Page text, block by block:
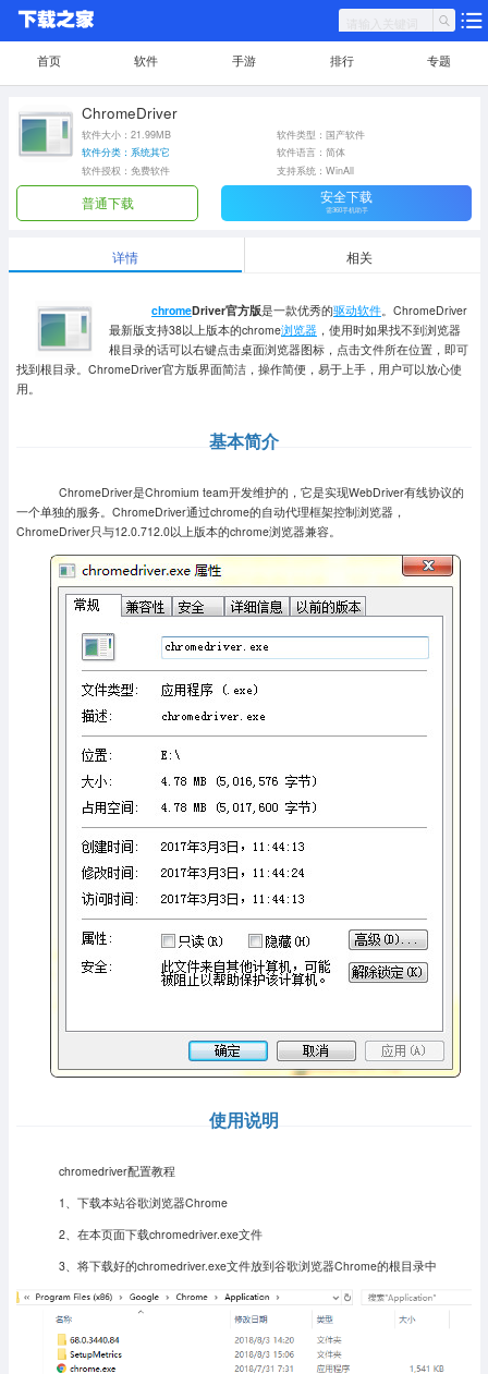
首页 软件 手游 排行 专题
ChromeDriver
软件大小：21.99MB
软件类型：国产软件
软件分类：系统其它
软件语言：简体
软件授权：免费软件
支持系统：WinAll
普通下载 安全下载
需360手机助手
详情 相关
chromeDriver官方版是一款优秀的驱动软件。ChromeDriver
最新版支持38以上版本的chrome浏览器 ，使用时如果找不到浏览器
根目录的话可以右键点击桌面浏览器图标，点击文件所在位置，即可
找到根目录。ChromeDriver官方版界面简洁，操作简便，易于上手，用户可以放心使
用。
基本简介
ChromeDriver是Chromium team开发维护的，它是实现WebDriver有线协议的
一个单独的服务。ChromeDriver通过chrome的自动代理框架控制浏览器，
ChromeDriver只与12.0.712.0以上版本的chrome浏览器兼容。
使用说明
chromedriver配置教程
1、下载本站谷歌浏览器Chrome
2、在本页面下载chromedriver.exe文件
3、将下载好的chromedriver.exe文件放到谷歌浏览器Chrome的根目录中